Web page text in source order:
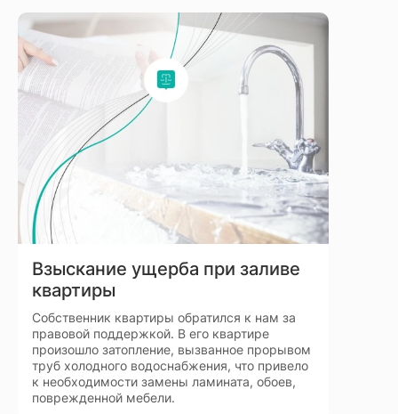
Взыскание ущерба при заливе
квартиры
Собственник квартиры обратился к нам за
правовой поддержкой. В его квартире
произошло затопление, вызванное прорывом
труб холодного водоснабжения, что привело
к необходимости замены ламината, обоев,
поврежденной мебели.